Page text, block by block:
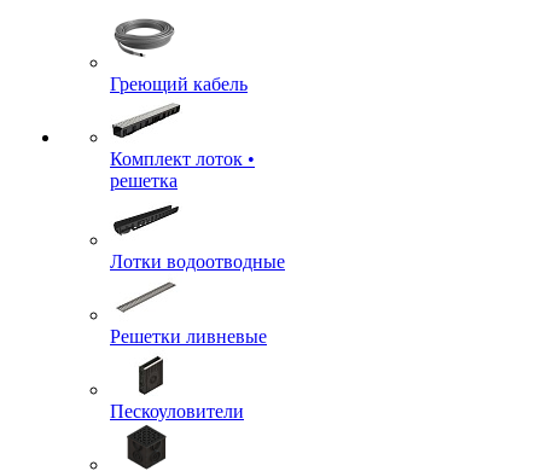
Греющий кабель
Комплект лоток •
решетка
Лотки водоотводные
Решетки ливневые
Пескоуловители